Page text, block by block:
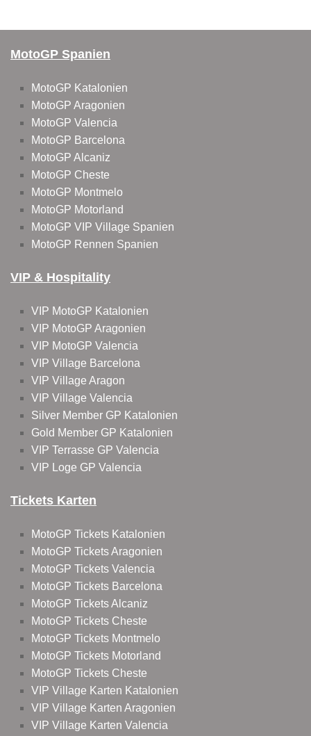
MotoGP Spanien
MotoGP Katalonien
MotoGP Aragonien
MotoGP Valencia
MotoGP Barcelona
MotoGP Alcaniz
MotoGP Cheste
MotoGP Montmelo
MotoGP Motorland
MotoGP VIP Village Spanien
MotoGP Rennen Spanien
VIP & Hospitality
VIP MotoGP Katalonien
VIP MotoGP Aragonien
VIP MotoGP Valencia
VIP Village Barcelona
VIP Village Aragon
VIP Village Valencia
Silver Member GP Katalonien
Gold Member GP Katalonien
VIP Terrasse GP Valencia
VIP Loge GP Valencia
Tickets Karten
MotoGP Tickets Katalonien
MotoGP Tickets Aragonien
MotoGP Tickets Valencia
MotoGP Tickets Barcelona
MotoGP Tickets Alcaniz
MotoGP Tickets Cheste
MotoGP Tickets Montmelo
MotoGP Tickets Motorland
MotoGP Tickets Cheste
VIP Village Karten Katalonien
VIP Village Karten Aragonien
VIP Village Karten Valencia